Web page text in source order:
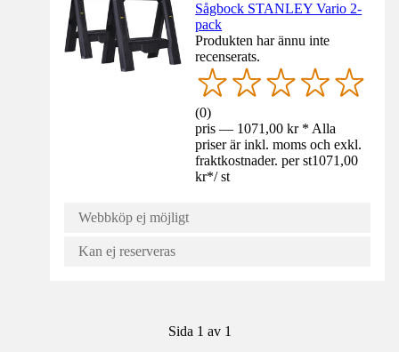
Sågbock STANLEY Vario 2-
pack
Produkten har ännu inte
recenserats.
(0)
pris — 1071,00 kr * Alla
priser är inkl. moms och exkl.
fraktkostnader. per st1071,00
kr*/ st
Webbköp ej möjligt
Kan ej reserveras
Sida 1 av 1